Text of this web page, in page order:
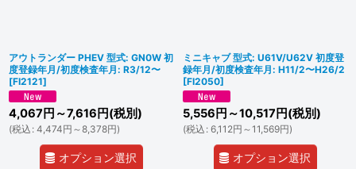
アウトランダー PHEV 型式: GN0W 初
度登録年月/初度検査年月: R3/12〜
[FI2121]
4,067 円 ～7,616 円(税別)
(税込 : 4,474円 ～8,378円)
オプション選択
ミニキャブ 型式: U61V/U62V 初度登
録年月/初度検査年月: H11/2〜H26/2
[FI2050]
5,556 円 ～10,517 円(税別)
(税込 : 6,112円 ～11,569円)
オプション選択